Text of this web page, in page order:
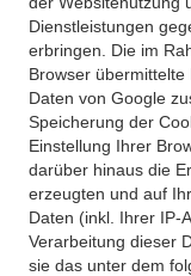
Dienstleistungen
erbringen. Die im
Browser
Daten von Google
Speicherung der
Einstellung Ihrer
darüber hinaus die
erzeugten und auf
Daten (inkl. Ihrer IP-
Verarbeitung dieser
sie das unter dem